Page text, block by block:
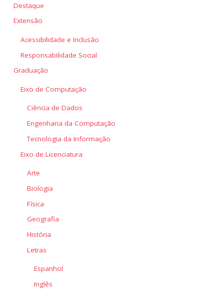
Destaque
Extensão
Acessibilidade e Inclusão
Responsabilidade Social
Graduação
Eixo de Computação
Ciência de Dados
Engenharia da Computação
Tecnologia da Informação
Eixo de Licenciatura
Arte
Biologia
Física
Geografia
História
Letras
Espanhol
Inglês